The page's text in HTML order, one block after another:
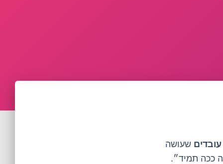
שעושה
ככה תמיד״.